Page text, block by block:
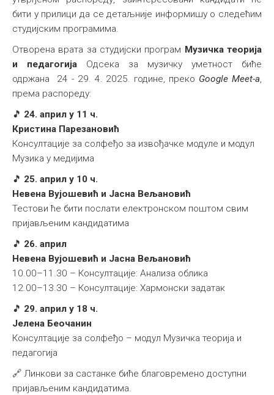
бити у прилици да се детаљније информишу о следећим
студијским програмима.
Отворена врата за студијски програм Музичка теорија
и педагогија Одсека за музичку уметност биће
одржана 24 - 29. 4. 2025. године, преко Google Meet-a,
према распореду:
🎵 24. април у 11 ч.
Кристина Парезановић
Консултације за солфеђо за извођачке модуле и модул
Музика у медијима
🎵 25. април у 10 ч.
Невена Вујошевић и Јасна Вељановић
Тестови ће бити послати електронском поштом свим
пријављеним кандидатима
🎵 26. април
Невена Вујошевић и Јасна Вељановић
10.00–11.30 – Консултације: Анализа облика
12.00–13.30 – Консултације: Хармонски задатак
🎵 29. април у 18 ч.
Јелена Беочанин
Консултације за солфеђо – модул Музичка теорија и
педагогија
🔗 Линкови за састанке биће благовремено доступни
пријављеним кандидатима.